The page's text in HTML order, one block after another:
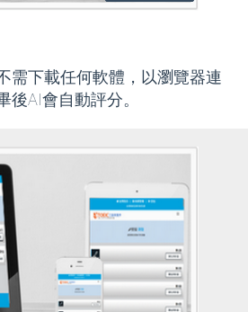
需下載任何軟體，以瀏覽器連
AI會自動評分。